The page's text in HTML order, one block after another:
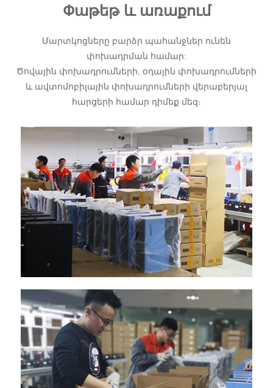
Փաթեթ և առաքում
Մարտկոցները բարձր պահանջներ ունեն
փոխադրման համար:
Ծովային փոխադրումների, օդային փոխադրումների
և ավտոմոբիլային փոխադրումների վերաբերյալ
հարցերի համար դիմեք մեզ։